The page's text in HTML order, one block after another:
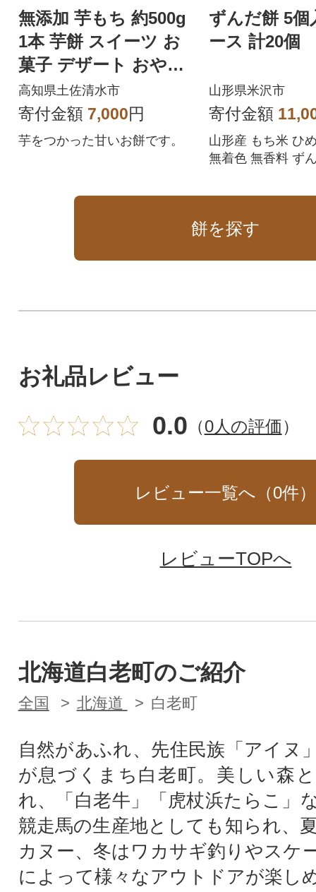
無添加 芋もち 約500g
1本 芋餅 スイーツ お
菓子 デザート おやつ
和菓子【R01559】
高知県土佐清水市
寄付金額 7,000円
芋をつかった甘いお餅です。
ずんだ餅 5個
ース 計20個
山形県米沢市
寄付金額
山形産 もち米 ひ
無着色 無香料 ず
餅を探す
お礼品レビュー
0.0 （0人の評価）
レビュー一覧へ（0件）
レビューTOPへ
北海道白老町のご紹介
全国 北海道 白老町
自然があふれ、先住民族「アイヌ
が息づくまち白老町。美しい森
れ、「白老牛」「虎杖浜たらこ」
競走馬の生産地としても知られ、
カヌー、冬はワカサギ釣りやスケ
によって様々なアウトドアが楽し